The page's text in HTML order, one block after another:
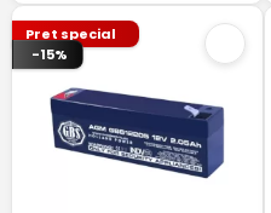
Pret special
-15%